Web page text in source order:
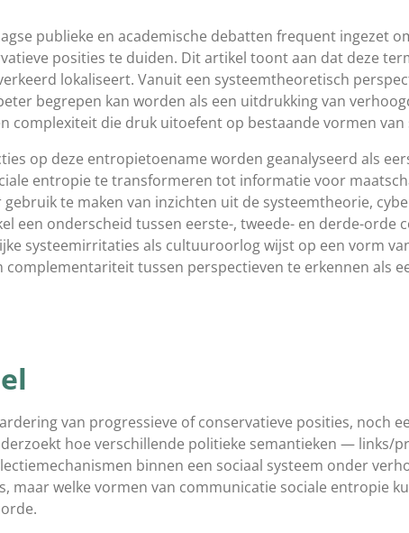
publieke en academische debatten frequent ingezet
posities te duiden. Dit artikel toont aan dat deze
lokaliseert. Vanuit een systeemtheoretisch
begrepen kan worden als een uitdrukking van
complexiteit die druk uitoefent op bestaande vormen van
op deze entropietoename worden geanalyseerd als
entropie te transformeren tot informatie voor
te maken van inzichten uit de systeemtheorie,
een onderscheid tussen eerste-, tweede- en derde-orde
systeemirritaties als cultuuroorlog wijst op een vorm
complementariteit tussen perspectieven te erkennen als
van progressieve of conservatieve posities, noch
hoe verschillende politieke semantieken — links/
binnen een sociaal systeem onder
maar welke vormen van communicatie sociale entropie